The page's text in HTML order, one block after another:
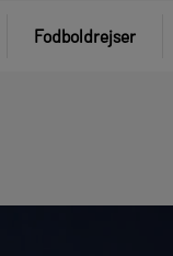
Fodboldrejser